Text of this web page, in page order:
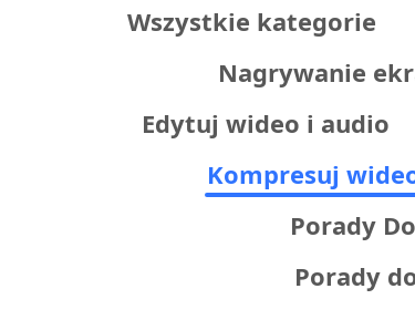
Wszystkie kategorie
Nagrywanie
Edytuj wideo i audio
Kompresuj
Porady
Porady